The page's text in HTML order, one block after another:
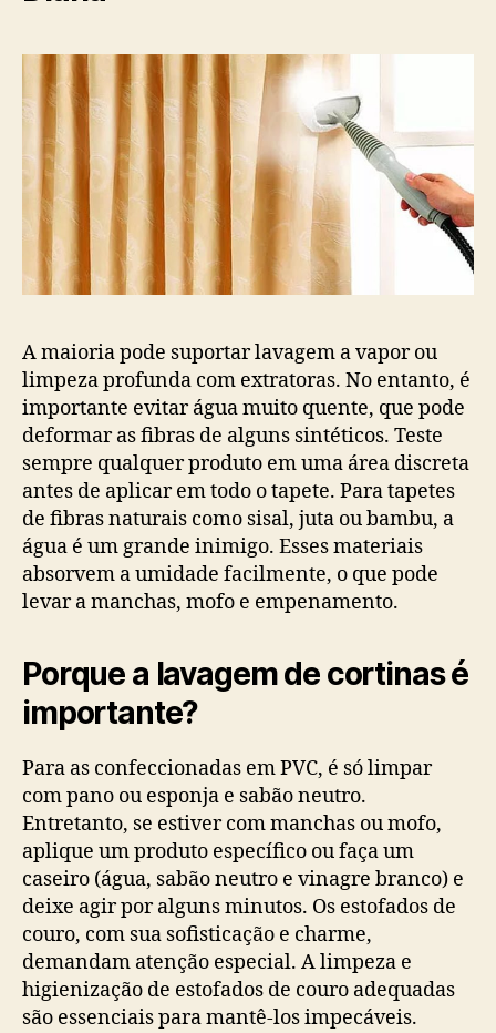
A maioria pode suportar lavagem a vapor ou
limpeza profunda com extratoras. No entanto, é
importante evitar água muito quente, que pode
deformar as fibras de alguns sintéticos. Teste
sempre qualquer produto em uma área discreta
antes de aplicar em todo o tapete. Para tapetes
de fibras naturais como sisal, juta ou bambu, a
água é um grande inimigo. Esses materiais
absorvem a umidade facilmente, o que pode
levar a manchas, mofo e empenamento.
Porque a lavagem de cortinas é
importante?
Para as confeccionadas em PVC, é só limpar
com pano ou esponja e sabão neutro.
Entretanto, se estiver com manchas ou mofo,
aplique um produto específico ou faça um
caseiro (água, sabão neutro e vinagre branco) e
deixe agir por alguns minutos. Os estofados de
couro, com sua sofisticação e charme,
demandam atenção especial. A limpeza e
higienização de estofados de couro adequadas
são essenciais para mantê-los impecáveis.